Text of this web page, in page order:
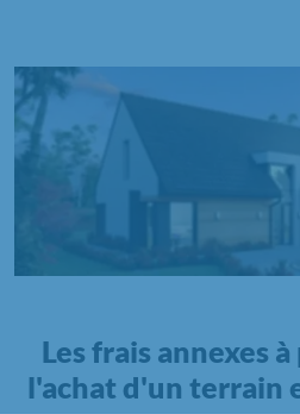
Les frais annexes
l'achat d'un terrain